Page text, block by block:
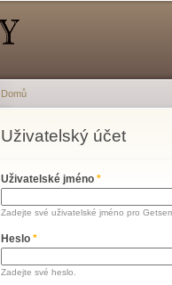
Jste zde
Domů
Uživatelský účet
Hlavní záložky
Uživatelské jméno *
Zadejte své uživatelské jméno pro
Heslo *
Zadejte své heslo.